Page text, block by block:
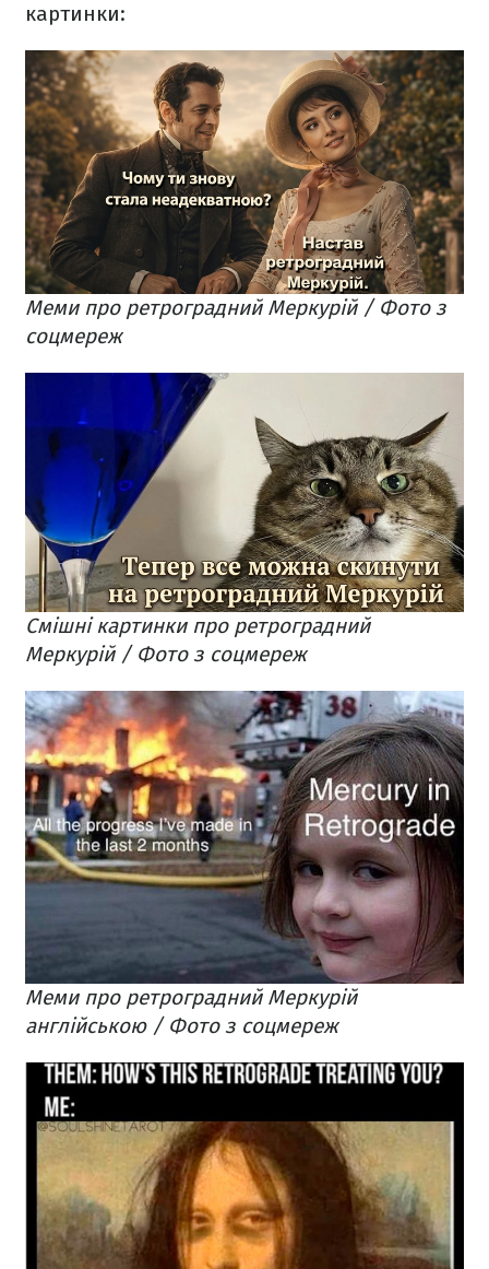
картинки:
Меми про ретроградний Меркурій / Фото з
соцмереж
Смішні картинки про ретроградний
Меркурій / Фото з соцмереж
Меми про ретроградний Меркурій
англійською / Фото з соцмереж